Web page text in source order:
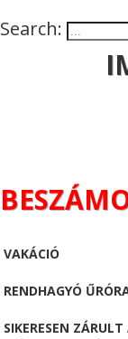
Search:
VAKÁCIÓ
RENDHAGYÓ
SIKERESEN